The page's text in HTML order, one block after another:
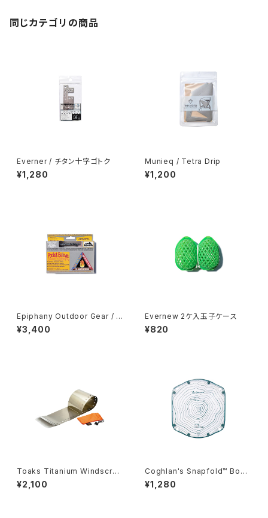
同じカテゴリの商品
Everner / チタン十字ゴトク
¥1,280
Munieq / Tetra Drip
¥1,200
Epiphany Outdoor Gear / P
ocket Bellows
¥3,400
Evernew 2ケ入玉子ケース
¥820
Toaks Titanium Windscree
n
¥2,100
Coghlan's Snapfold™ Bowl
s
¥1,280